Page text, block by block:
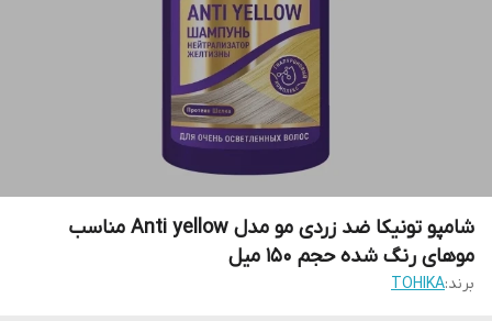
شامپو تونیکا ضد زردی مو مدل Anti yellow مناسب
موهای رنگ شده حجم 150 میل
برند:TOHIKA